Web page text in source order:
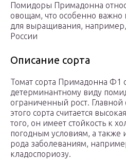
Помидоры Примадонна
овощам, что особенно важно
для выращивания,
России
Описание сорта
Томат сорта Примадонна Ф1
детерминантному виду
ограниченный рост. Главной
этого сорта считается
того, он имеет стойкость к
погодным условиям, а также
рода заболеваниям,
кладоспориозу.